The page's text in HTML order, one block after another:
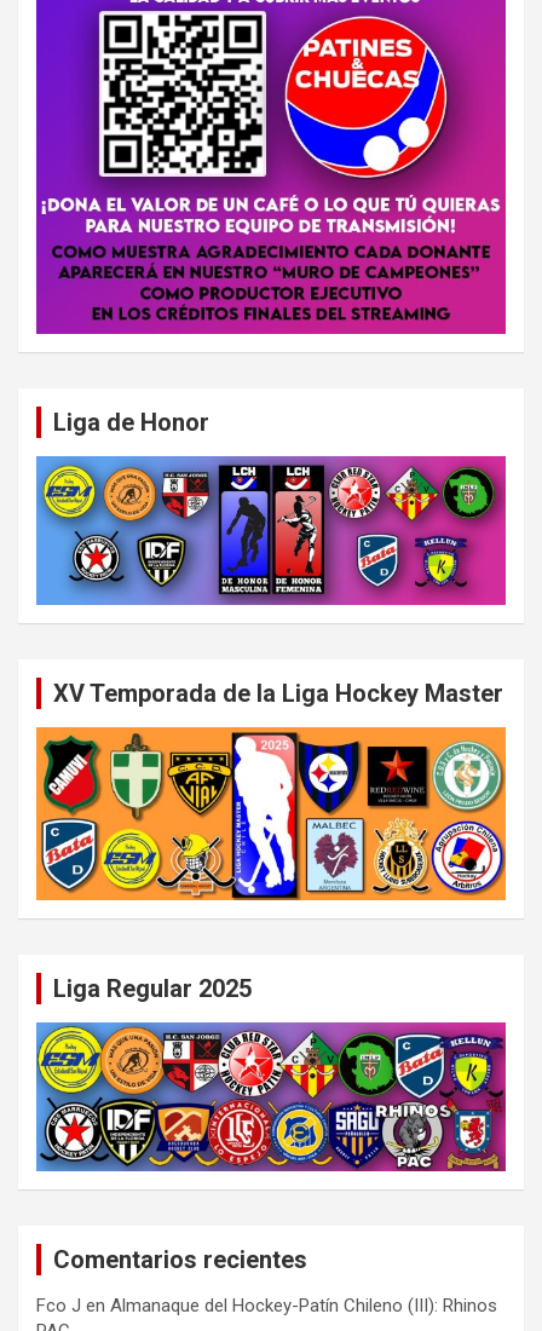
Liga de Honor
XV Temporada de la Liga Hockey Master
Liga Regular 2025
Comentarios recientes
Fco J en Almanaque del Hockey-Patín Chileno (III): Rhinos